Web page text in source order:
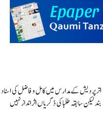
اتر پردیش کےمدارس میں کامل و فاضل کی اسناد
بند لیکن سابقہ طلبا کی ڈگریا ں اثرانداز نہیں